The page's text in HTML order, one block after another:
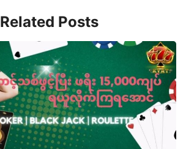
Related Posts